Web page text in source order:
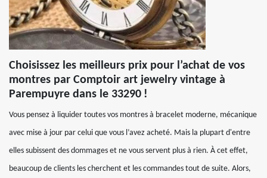
Choisissez les meilleurs prix pour l’achat de vos
montres par Comptoir art jewelry vintage à
Parempuyre dans le 33290 !
Vous pensez à liquider toutes vos montres à bracelet moderne, mécanique
avec mise à jour par celui que vous l’avez acheté. Mais la plupart d'entre
elles subissent des dommages et ne vous servent plus à rien. À cet effet,
beaucoup de clients les cherchent et les commandes tout de suite. Alors,